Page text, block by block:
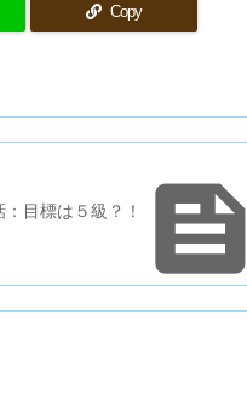
Copy

：目標は５級？！